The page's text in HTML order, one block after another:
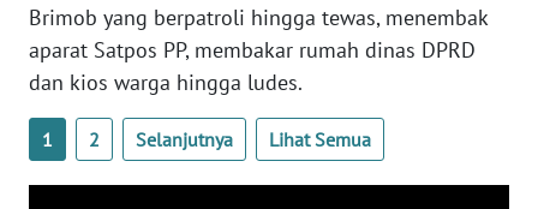
Brimob yang berpatroli hingga tewas, menembak
aparat Satpos PP, membakar rumah dinas DPRD
dan kios warga hingga ludes.
1 2 Selanjutnya Lihat Semua
SULTENG
WN
SULBAR